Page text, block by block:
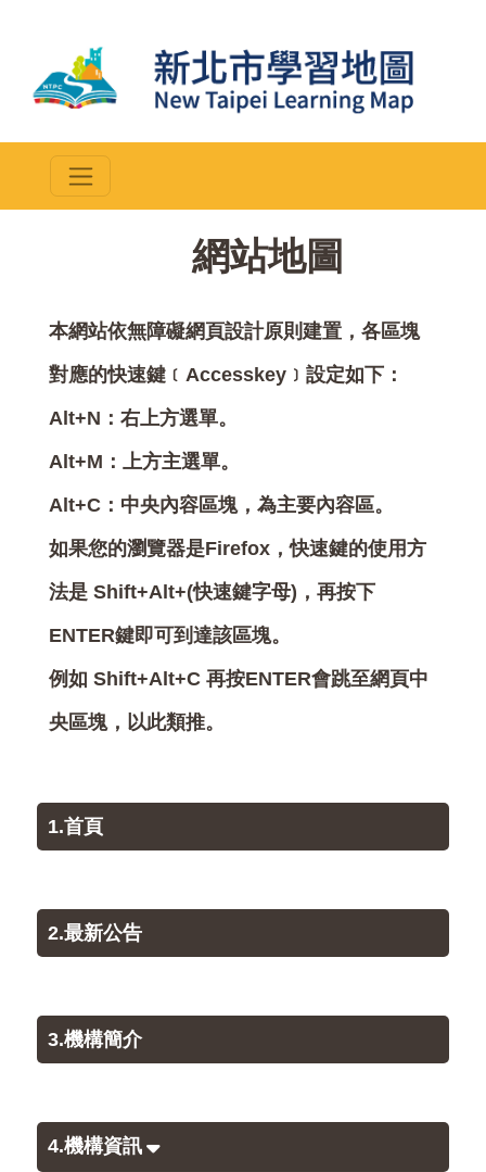
網站地圖
本網站依無障礙網頁設計原則建置，各區塊
對應的快速鍵﹝Accesskey﹞設定如下：
Alt+N：右上方選單。
Alt+M：上方主選單。
Alt+C：中央內容區塊，為主要內容區。
如果您的瀏覽器是Firefox，快速鍵的使用方
法是 Shift+Alt+(快速鍵字母)，再按下
ENTER鍵即可到達該區塊。
例如 Shift+Alt+C 再按ENTER會跳至網頁中
央區塊，以此類推。
1.首頁
2.最新公告
3.機構簡介
4.機構資訊